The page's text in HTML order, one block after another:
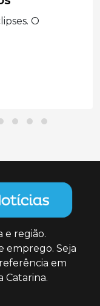
O
e região.
emprego. Seja
em
Catarina.